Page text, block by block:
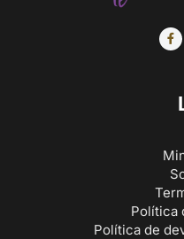
Política
Política de